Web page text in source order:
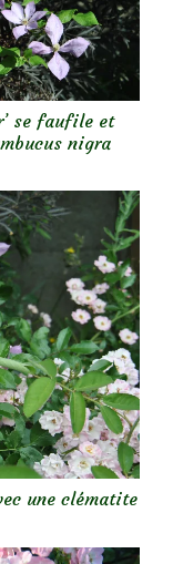
se faufile et
nigra
une clématite